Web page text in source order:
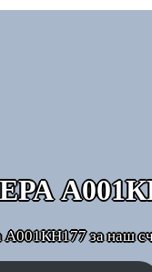
А001КН177 за наш